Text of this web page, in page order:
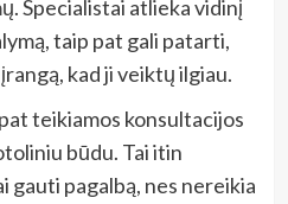
Specialistai atlieka vidinį
taip pat gali patarti,
kad ji veiktų ilgiau.
teikiamos konsultacijos
būdu. Tai itin
gauti pagalbą, nes nereikia